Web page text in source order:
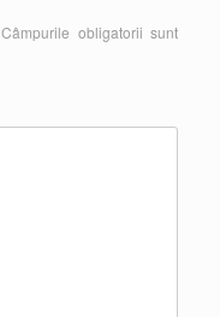
Câmpurile obligatorii sunt